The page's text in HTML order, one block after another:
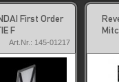
First Order
F
Art.Nr.: 145-01217